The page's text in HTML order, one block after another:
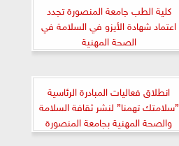
كلية الطب جامعة المنصورة تجدد
اعتماد شهادة الأيزو في السلامة في
الصحة المهنية
انطلاق فعاليات المبادرة الرئاسية
”سلامتك تهمنا” لنشر ثقافة السلامة
والصحة المهنية بجامعة المنصورة